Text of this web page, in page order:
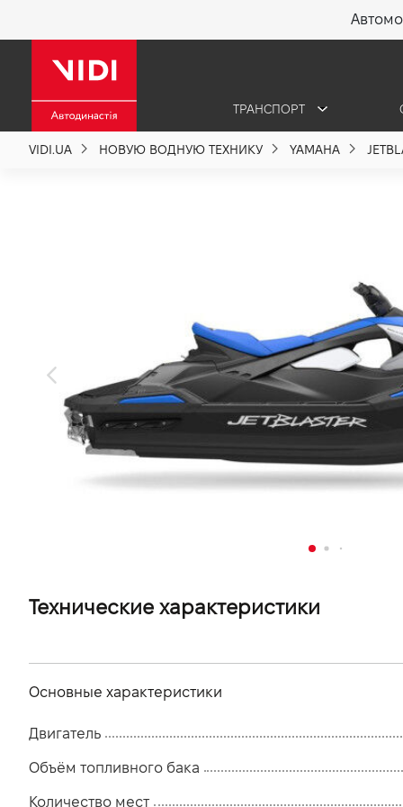
ТРАНСПОРТ
VIDI.UA НОВУЮ ВОДНУЮ ТЕХНИКУ YAMAHA
Технические характеристики
Основные характеристики
Двигатель
Объём топливного бака
Количество мест
О компании
VIDI Карьера
Контакты
акціями, послугами та новинками